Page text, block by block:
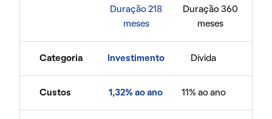
Duração 218
meses
Duração 360
meses
Categoria Investimento Dívida
Custos 1,32% ao ano 11% ao ano